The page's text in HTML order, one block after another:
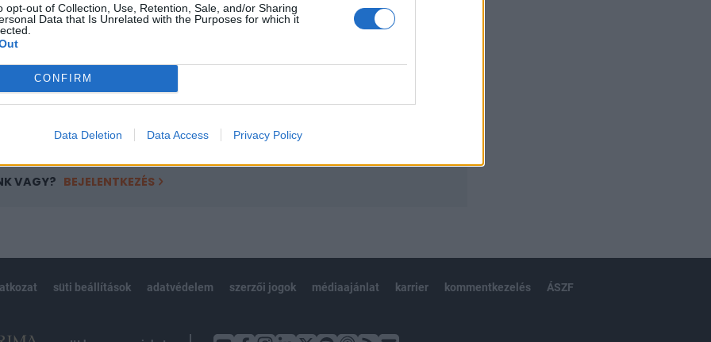
opt-out of Collection, Use, Retention, Sale, and/or Sharing
Data that Is Unrelated with the Purposes for which it
CONFIRM
Data Deletion Data Access Privacy Policy
tartalmazza:
cikkarchívum
elmúlt 2 év napon belüli
VAGY? BEJELENTKEZÉS
süti beállítások adatvédelem szerzői jogok médiaajánlat karrier kommentkezelés ÁSZF